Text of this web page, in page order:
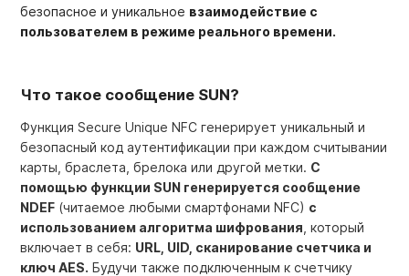
безопасное и уникальное взаимодействие с
пользователем в режиме реального времени.
Что такое сообщение SUN?
Функция Secure Unique NFC генерирует уникальный и
безопасный код аутентификации при каждом считывании
карты, браслета, брелока или другой метки. С
помощью функции SUN генерируется сообщение
NDEF (читаемое любыми смартфонами NFC) с
использованием алгоритма шифрования , который
включает в себя: URL, UID, сканирование счетчика и
ключ AES. Будучи также подключенным к счетчику